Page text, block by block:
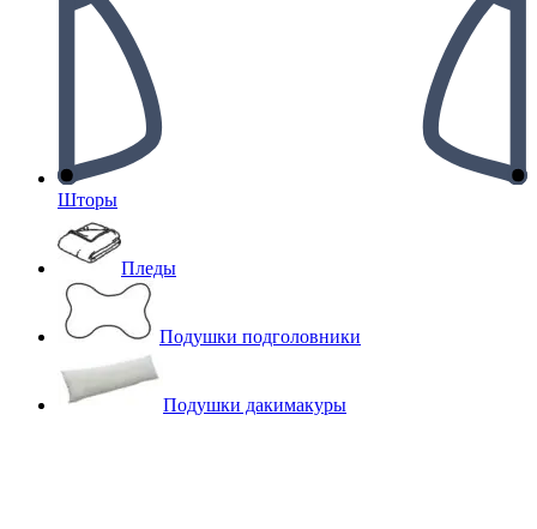
Шторы
Пледы
Подушки подголовники
Подушки дакимакуры